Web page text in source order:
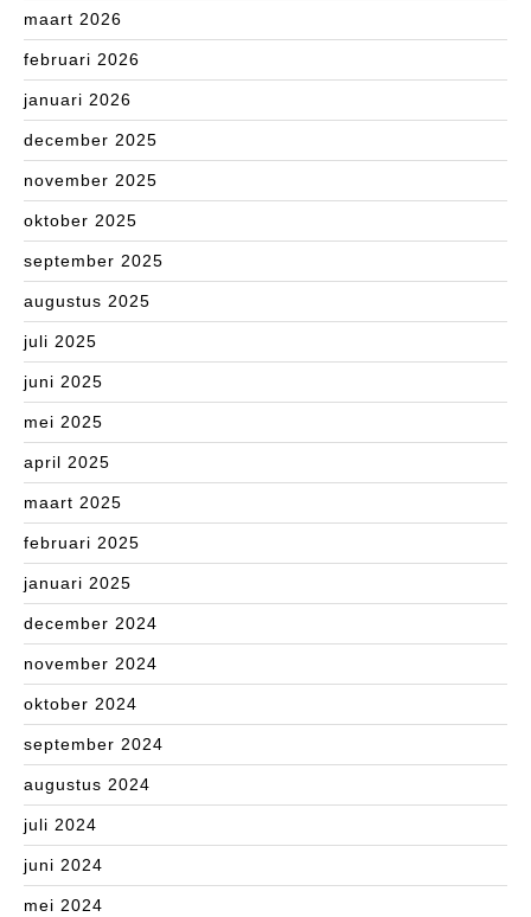
maart 2026
februari 2026
januari 2026
december 2025
november 2025
oktober 2025
september 2025
augustus 2025
juli 2025
juni 2025
mei 2025
april 2025
maart 2025
februari 2025
januari 2025
december 2024
november 2024
oktober 2024
september 2024
augustus 2024
juli 2024
juni 2024
mei 2024